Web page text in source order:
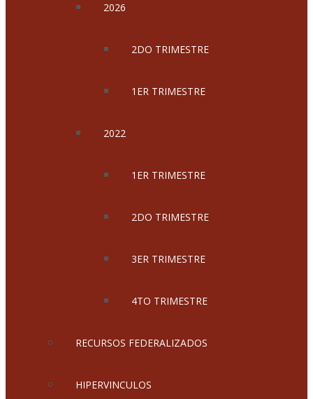
2026
2DO TRIMESTRE
1ER TRIMESTRE
2022
1ER TRIMESTRE
2DO TRIMESTRE
3ER TRIMESTRE
4TO TRIMESTRE
RECURSOS FEDERALIZADOS
HIPERVINCULOS